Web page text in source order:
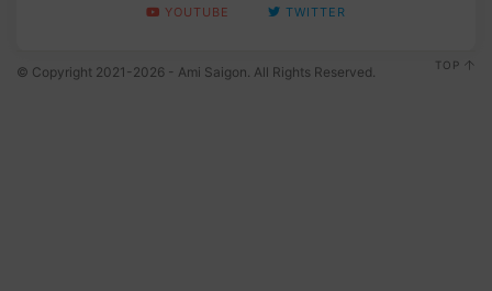
YOUTUBE
TWITTER
© Copyright 2021-2026 - Ami Saigon. All Rights Reserved. TOP